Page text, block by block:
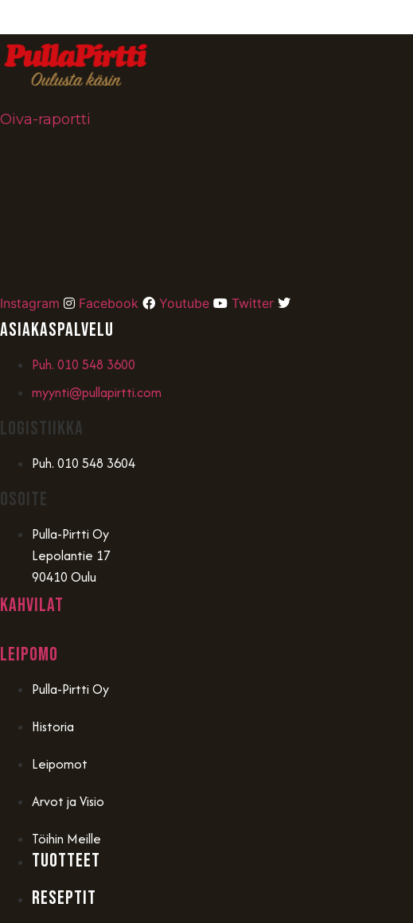
Oiva-raportti
Instagram Facebook Youtube Twitter
Asiakaspalvelu
Puh. 010 548 3600
myynti@pullapirtti.com
Logistiikka
Puh. 010 548 3604
OSOITE
Pulla-Pirtti Oy
Lepolantie 17
90410 Oulu
Kahvilat
Leipomo
Pulla-Pirtti Oy
Historia
Leipomot
Arvot ja Visio
Töihin Meille
TUOTTEET
RESEPTIT